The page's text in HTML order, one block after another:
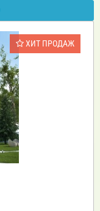
ХИТ ПРОДАЖ